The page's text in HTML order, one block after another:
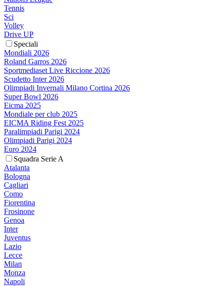
Tennis
Sci
Volley
Drive UP
Speciali
Mondiali 2026
Roland Garros 2026
Sportmediaset Live Riccione 2026
Scudetto Inter 2026
Olimpiadi Invernali Milano Cortina 2026
Super Bowl 2026
Eicma 2025
Mondiale per club 2025
EICMA Riding Fest 2025
Paralimpiadi Parigi 2024
Olimpiadi Parigi 2024
Euro 2024
Squadra Serie A
Atalanta
Bologna
Cagliari
Como
Fiorentina
Frosinone
Genoa
Inter
Juventus
Lazio
Lecce
Milan
Monza
Napoli